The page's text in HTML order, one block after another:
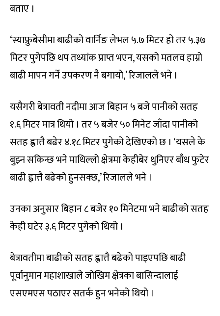
बताए ।
‘स्याफ्रुबेसीमा बाढीको वार्निङ लेभल ५.७ मिटर हो तर ५.३७
मिटर पुगेपछि थप तथ्यांक प्राप्त भएन, यसको मतलव हाम्रो
बाढी मापन गर्ने उपकरण नै बगायो,’ रिजालले भने ।
यसैगरी बेत्रावती नदीमा आज बिहान ५ बजे पानीको सतह
१.६ मिटर मात्र थियो । तर ५ बजेर ५० मिनेट जाँदा पानीको
सतह ह्वात्तै बढेर ४.१८ मिटर पुगेको देखिएको छ । ‘यसले के
बुझ्न सकिन्छ भने माथिल्लो क्षेत्रमा केहीबेर थुनिएर बाँध फुटेर
बाढी ह्वात्तै बढेको हुनसक्छ,’ रिजालले भने ।
उनका अनुसार बिहान ८ बजेर १० मिनेटमा भने बाढीको सतह
केही घटेर ३.६ मिटर पुगेको थियो ।
बेत्रावतीमा बाढीको सतह ह्वात्तै बढेको पाइएपछि बाढी
पूर्वानुमान महाशाखाले जोखिम क्षेत्रका बासिन्दालाई
एसएमएस पठाएर सतर्क हुन भनेको थियो ।